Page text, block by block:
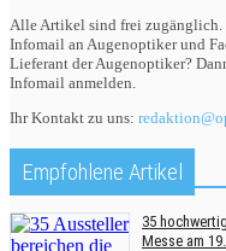
Alle Artikel sind frei zugänglich.
Infomail an Augenoptiker und
Lieferant der Augenoptiker?
Infomail anmelden.
Ihr Kontakt zu uns:
Empfohlene Artikel
35
Messe am